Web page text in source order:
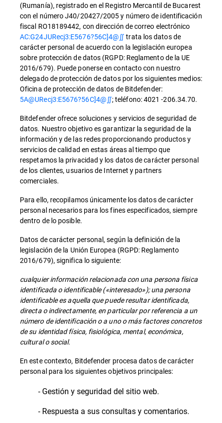
(Rumanía), registrado en el Registro Mercantil de Bucarest
con el número J40/20427/2005 y número de identificación
fiscal RO18189442, con dirección de correo electrónico
AC:G24JURecj3:E5676?56C]4@∬trata los datos de
carácter personal de acuerdo con la legislación europea
sobre protección de datos (RGPD: Reglamento de la UE
2016/679). Puede ponerse en contacto con nuestro
delegado de protección de datos por los siguientes medios:
Oficina de protección de datos de Bitdefender:
5A@URecj3:E5676?56C]4@∬; teléfono: 4021 -206.34.70.
Bitdefender ofrece soluciones y servicios de seguridad de
datos. Nuestro objetivo es garantizar la seguridad de la
información y de las redes proporcionando productos y
servicios de calidad en estas áreas al tiempo que
respetamos la privacidad y los datos de carácter personal
de los clientes, usuarios de Internet y partners
comerciales.
Para ello, recopilamos únicamente los datos de carácter
personal necesarios para los fines especificados, siempre
dentro de lo posible.
Datos de carácter personal, según la definición de la
legislación de la Unión Europea (RGPD: Reglamento
2016/679), significa lo siguiente:
cualquier información relacionada con una persona física
identificada o identificable («interesado»); una persona
identificable es aquella que puede resultar identificada,
directa o indirectamente, en particular por referencia a un
número de identificación o a uno o más factores concretos
de su identidad física, fisiológica, mental, económica,
cultural o social.
En este contexto, Bitdefender procesa datos de carácter
personal para los siguientes objetivos principales:
- Gestión y seguridad del sitio web.
- Respuesta a sus consultas y comentarios.